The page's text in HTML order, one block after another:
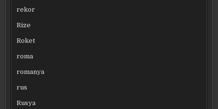
rekor
Rize
Roket
roma
romanya
rus
Rusya